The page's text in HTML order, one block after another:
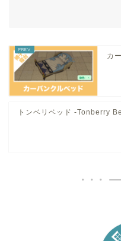
カ
トンベリベッド -Tonberry